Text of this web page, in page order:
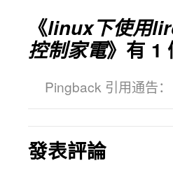
《linux下使用
控制家電》有 1
Pingback 引用通告：
發表評論